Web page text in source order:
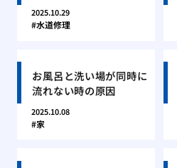
2025.10.29
水道修理
お風呂と洗い場が同時に
流れない時の原因
2025.10.08
家